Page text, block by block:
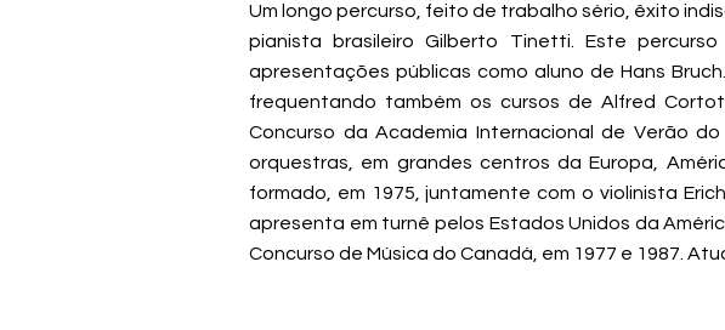
Um longo percurso, feito de trabalho sério, êxito
pianista brasileiro Gilberto Tinetti. Este
apresentações públicas como aluno de Hans
frequentando também os cursos de Alfred
Concurso da Academia Internacional de Verão
orquestras, em grandes centros da Europa,
formado, em 1975, juntamente com o violinista
apresenta em turnê pelos Estados Unidos da
Concurso de Música do Canadá, em 1977 e 1987.